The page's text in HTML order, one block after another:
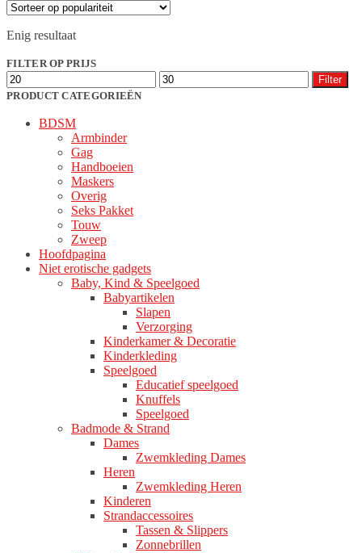
Enig resultaat
FILTER OP PRIJS
Min.
prijs
Max.
prijs
Filter
PRODUCT CATEGORIEËN
BDSM
Armbinder
Gag
Handboeien
Maskers
Overig
Seks Pakket
Touw
Zweep
Hoofdpagina
Niet erotische gadgets
Baby, Kind & Speelgoed
Babyartikelen
Slapen
Verzorging
Kinderkamer & Decoratie
Kinderkleding
Speelgoed
Educatief speelgoed
Knuffels
Speelgoed
Badmode & Strand
Dames
Zwemkleding Dames
Heren
Zwemkleding Heren
Kinderen
Strandaccessoires
Tassen & Slippers
Zonnebrillen